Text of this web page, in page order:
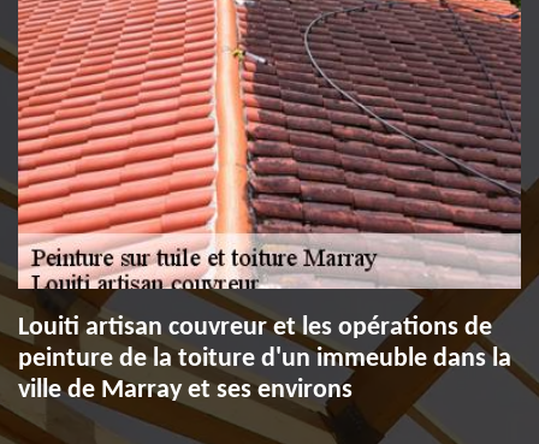
Louiti artisan couvreur et les opérations de
peinture de la toiture d'un immeuble dans la
ville de Marray et ses environs